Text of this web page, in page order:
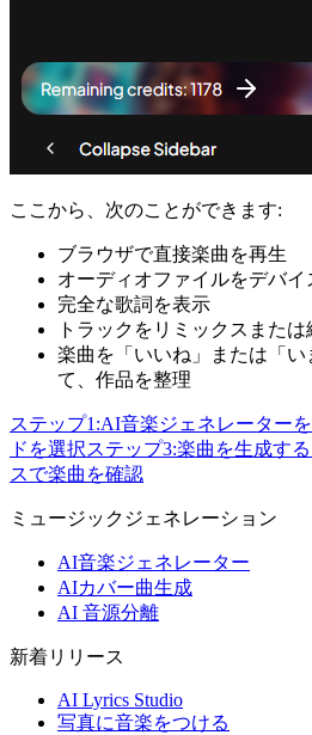
ここから、次のことができます:
ブラウザで直接楽曲を再生
オーディオファイルをデバイ
完全な歌詞を表示
トラックをリミックスまた
楽曲を「いいね」または「
て、作品を整理
ステップ1:AI音楽ジェネレーターを
ドを選択ステップ3:楽曲を生成する
スで楽曲を確認
ミュージックジェネレーション
AI音楽ジェネレーター
AIカバー曲生成
AI 音源分離
新着リリース
AI Lyrics Studio
写真に音楽をつける